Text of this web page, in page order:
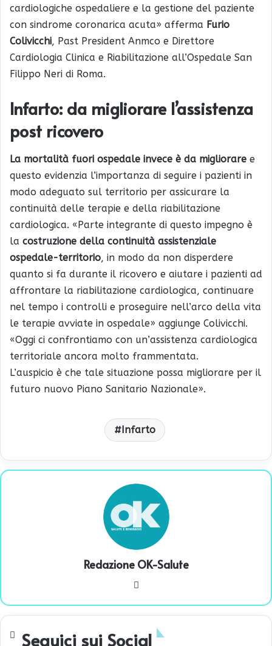
cardiologiche ospedaliere e la gestione del paziente
con sindrome coronarica acuta» afferma Furio
Colivicchi, Past President Anmco e Direttore
Cardiologia Clinica e Riabilitazione all’Ospedale San
Filippo Neri di Roma.
Infarto: da migliorare l’assistenza
post ricovero
La mortalità fuori ospedale invece è da migliorare e
questo evidenzia l’importanza di seguire i pazienti in
modo adeguato sul territorio per assicurare la
continuità delle terapie e della riabilitazione
cardiologica. «Parte integrante di questo impegno è
la costruzione della continuità assistenziale
ospedale-territorio, in modo da non disperdere
quanto si fa durante il ricovero e aiutare i pazienti ad
affrontare la riabilitazione cardiologica, continuare
nel tempo i controlli e proseguire nell’arco della vita
le terapie avviate in ospedale» aggiunge Colivicchi.
«Oggi ci confrontiamo con un’assistenza cardiologica
territoriale ancora molto frammentata.
L’auspicio è che tale situazione possa migliorare per il
futuro nuovo Piano Sanitario Nazionale».
Infarto
Redazione OK-Salute
te
Seguici sui Social